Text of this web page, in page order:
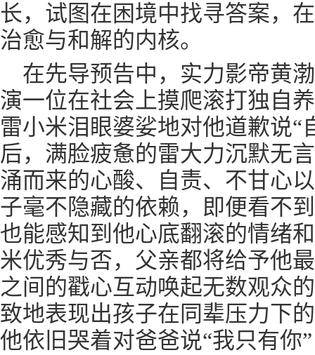
长，试图在困境中找寻答案，
治愈与和解的内核。
在先导预告中，实力影帝黄
演一位在社会上摸爬滚打独自
雷小米泪眼婆娑地对他道歉说“
后，满脸疲惫的雷大力沉默无
涌而来的心酸、自责、不甘心
子毫不隐藏的依赖，即便看不
也能感知到他心底翻滚的情绪
米优秀与否，父亲都将给予他
之间的戳心互动唤起无数观众
致地表现出孩子在同辈压力下
他依旧哭着对爸爸说“我只有你